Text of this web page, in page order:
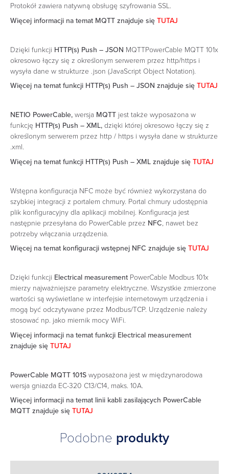
Protokół zawiera natywną obsługę szyfrowania SSL.
Więcej informacji na temat MQTT znajduje się TUTAJ
Dzięki funkcji HTTP(s) Push – JSON MQTTPowerCable MQTT 101x
okresowo łączy się z określonym serwerem przez http/https i
wysyła dane w strukturze .json (JavaScript Object Notation).
Więcej na temat funkcji HTTP(s) Push – JSON znajduje się TUTAJ
NETIO PowerCable, wersja MQTT jest także wyposażona w
funkcję HTTP(s) Push – XML, dzięki której okresowo łączy się z
określonym serwerem przez http / https i wysyła dane w strukturze
.xml.
Więcej na temat funkcji HTTP(s) Push – XML znajduje się TUTAJ
Wstępna konfiguracja NFC może być również wykorzystana do
szybkiej integracji z portalem chmury. Portal chmury udostępnia
plik konfiguracyjny dla aplikacji mobilnej. Konfiguracja jest
następnie przesyłana do PowerCable przez NFC, nawet bez
potrzeby włączania urządzenia.
Więcej na temat konfiguracji wstępnej NFC znajduje się TUTAJ
Dzięki funkcji Electrical measurement PowerCable Modbus 101x
mierzy najważniejsze parametry elektryczne. Wszystkie zmierzone
wartości są wyświetlane w interfejsie internetowym urządzenia i
mogą być odczytywane przez Modbus/TCP. Urządzenie należy
stosować np. jako miernik mocy WiFi.
Więcej informacji na temat funkcji Electrical measurement
znajduje się TUTAJ
PowerCable MQTT 101S wyposażona jest w międzynarodowa
wersja gniazda EC-320 C13/C14, maks. 10A.
Więcej informacji na temat linii kabli zasilających PowerCable
MQTT znajduje się TUTAJ
Podobne produkty